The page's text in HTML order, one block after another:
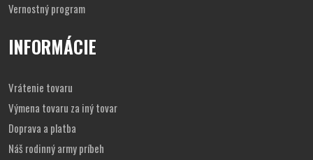
Vernostný program
INFORMÁCIE
Vrátenie tovaru
Výmena tovaru za iný tovar
Doprava a platba
Náš rodinný army príbeh